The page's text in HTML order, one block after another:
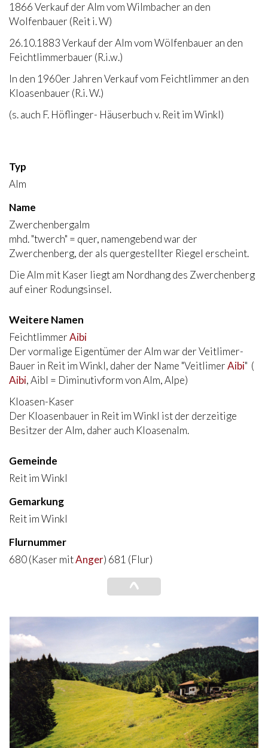
1866 Verkauf der Alm vom Wilmbacher an den
Wolfenbauer (Reit i. W)
26.10.1883 Verkauf der Alm vom Wölfenbauer an den
Feichtlimmerbauer (R.i.w.)
In den 1960er Jahren Verkauf vom Feichtlimmer an den
Kloasenbauer (R.i. W.)
(s. auch F. Höflinger- Häuserbuch v. Reit im Winkl)
Typ
Alm
Name
Zwerchenbergalm
mhd. "twerch" = quer, namengebend war der
Zwerchenberg, der als quergestellter Riegel erscheint.
Die Alm mit Kaser liegt am Nordhang des Zwerchenberg
auf einer Rodungsinsel.
Weitere Namen
FeichtlimmerAibi
Der vormalige Eigentümer der Alm war der Veitlimer-
Bauer in Reit im Winkl, daher der Name "VeitlimerAibi" (
Aibi, Aibl = Diminutivform von Alm, Alpe)
Kloasen-Kaser
Der Kloasenbauer in Reit im Winkl ist der derzeitige
Besitzer der Alm, daher auch Kloasenalm.
Gemeinde
Reit im Winkl
Gemarkung
Reit im Winkl
Flurnummer
680 (Kaser mitAnger) 681 (Flur)